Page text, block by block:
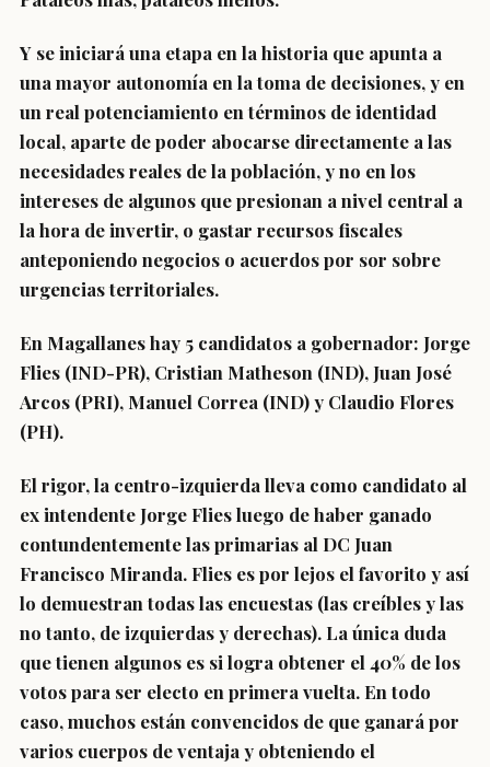
Y se iniciará una etapa en la historia que apunta a
una mayor autonomía en la toma de decisiones, y en
un real potenciamiento en términos de identidad
local, aparte de poder abocarse directamente a las
necesidades reales de la población, y no en los
intereses de algunos que presionan a nivel central a
la hora de invertir, o gastar recursos fiscales
anteponiendo negocios o acuerdos por sor sobre
urgencias territoriales.
En Magallanes hay 5 candidatos a gobernador: Jorge
Flies (IND-PR), Cristian Matheson (IND), Juan José
Arcos (PRI), Manuel Correa (IND) y Claudio Flores
(PH).
El rigor, la centro-izquierda lleva como candidato al
ex intendente Jorge Flies luego de haber ganado
contundentemente las primarias al DC Juan
Francisco Miranda. Flies es por lejos el favorito y así
lo demuestran todas las encuestas (las creíbles y las
no tanto, de izquierdas y derechas). La única duda
que tienen algunos es si logra obtener el 40% de los
votos para ser electo en primera vuelta. En todo
caso, muchos están convencidos de que ganará por
varios cuerpos de ventaja y obteniendo el